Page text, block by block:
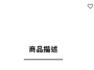
商品描述